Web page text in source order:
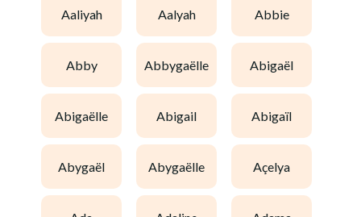
aaliyah aalyah abbie
abby abbygaëlle abigaël
abigaëlle abigail abigaïl
abygaël abygaëlle açelya